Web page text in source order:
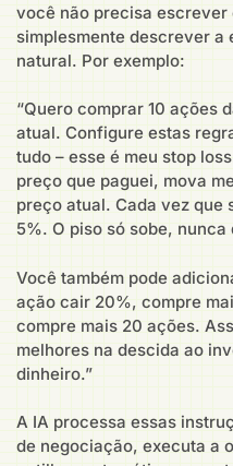
você não precisa escrever
simplesmente descrever a
natural. Por exemplo:
“Quero comprar 10 ações
atual. Configure estas
tudo – esse é meu stop
preço que paguei, mova
preço atual. Cada vez que
5%. O piso só sobe, nunca
Você também pode
ação cair 20%, compre
compre mais 20 ações.
melhores na descida ao
dinheiro.”
A IA processa essas
de negociação, executa a